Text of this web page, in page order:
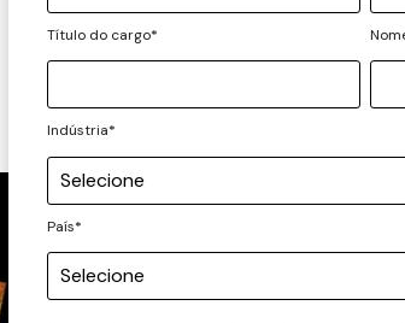
Título do cargo*
Indústria*
País*